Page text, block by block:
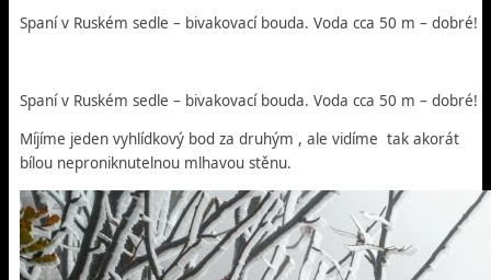
Spaní v Ruském sedle – bivakovací bouda. Voda cca 50 m – dobré!
Spaní v Ruském sedle – bivakovací bouda. Voda cca 50 m – dobré!
Míjíme jeden vyhlídkový bod za druhým , ale vidíme tak akorát
bílou neproniknutelnou mlhavou stěnu.